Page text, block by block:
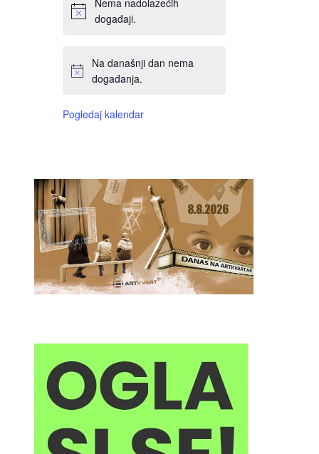
Nema nadolazećih
događaji.
Na današnji dan nema
događanja.
Pogledaj kalendar